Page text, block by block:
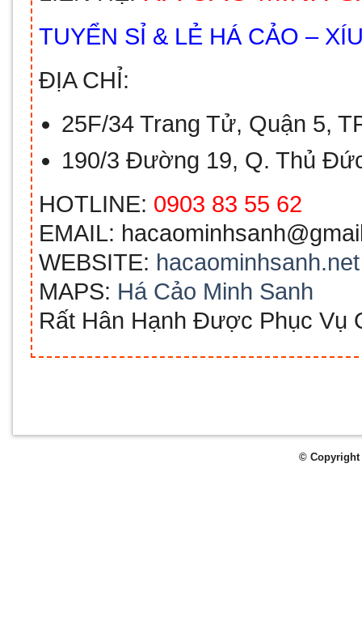
TUYỂN SỈ & LẺ HÁ CẢO –
ĐỊA CHỈ:
25F/34 Trang Tử, Quận 5,
190/3 Đường 19, Q. Thủ
HOTLINE: 0903 83 55 62
EMAIL:
WEBSITE: hacaominhsanh.net
MAPS: Há Cảo Minh Sanh
Rất Hân Hạnh Được Phục Vụ
© Copyright